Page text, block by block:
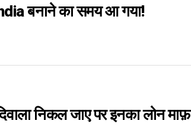
बनाने का समय आ गया!
निकल जाए पर इनका लोन माफ़